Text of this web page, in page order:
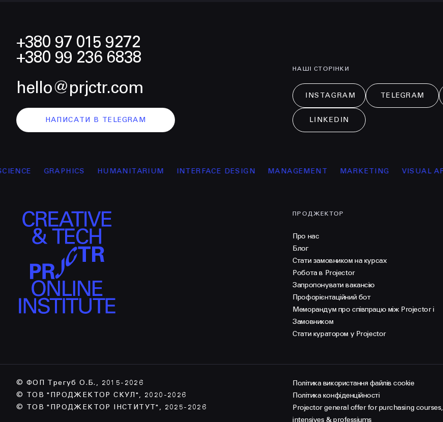
+380 97 015 9272
+380 99 236 6838
hello@prjctr.com
НАПИСАТИ В TELEGRAM
НАШІ СТОРІНКИ
INSTAGRAM TELEGRAM
LINKEDIN
GRAPHICS HUMANITARIUM INTERFACE DESIGN MANAGEMENT MARKETING VISUAL ARTS
ПРОДЖЕКТОР
Про нас
Блог
Стати замовником на курсах
Робота в Projector
Запропонувати вакансію
Профорієнтаційний бот
Меморандум про співпрацю між Projector і
Замовником
Стати куратором у Projector
© ФОП Трегуб О.Б., 2015-2026
© ТОВ "ПРОДЖЕКТОР СКУЛ", 2020-2026
© ТОВ "ПРОДЖЕКТОР ІНСТИТУТ", 2025-2026
Політика використання файлів cookie
Політика конфіденційності
Projector general offer for purchasing courses,
intensives & professiums